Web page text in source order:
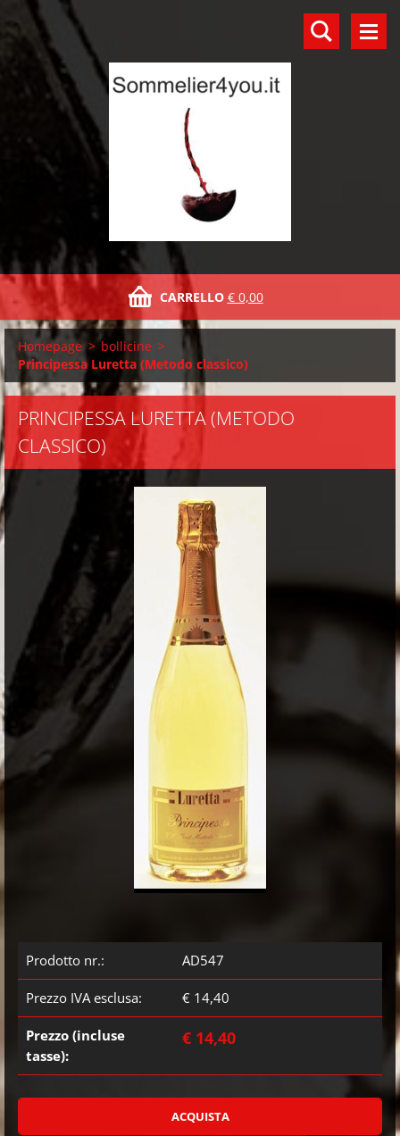
CARRELLO € 0,00
Homepage > bollicine >
Principessa Luretta (Metodo classico)
PRINCIPESSA LURETTA (METODO
CLASSICO)
Prodotto nr.: AD547
Prezzo IVA esclusa: € 14,40
Prezzo (incluse
tasse):
€ 14,40